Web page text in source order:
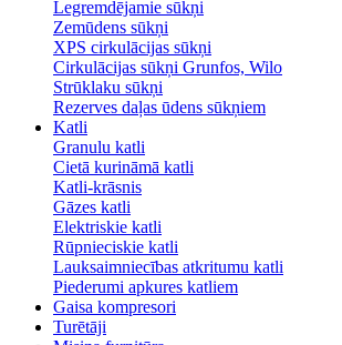
Legremdējamie sūkņi
Zemūdens sūkņi
XPS cirkulācijas sūkņi
Cirkulācijas sūkņi Grunfos, Wilo
Strūklaku sūkņi
Rezerves daļas ūdens sūkņiem
Katli
Granulu katli
Cietā kurināmā katli
Katli-krāsnis
Gāzes katli
Elektriskie katli
Rūpnieciskie katli
Lauksaimniecības atkritumu katli
Piederumi apkures katliem
Gaisa kompresori
Turētāji